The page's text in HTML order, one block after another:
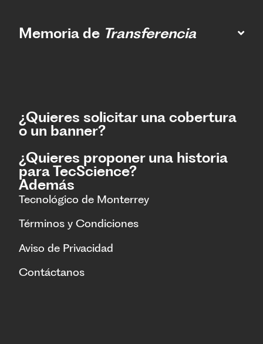
Memoria de Transferencia
¿Quieres solicitar una cobertura
o un banner?
¿Quieres proponer una historia
para TecScience?
Además
Tecnológico de Monterrey
Términos y Condiciones
Aviso de Privacidad
Contáctanos